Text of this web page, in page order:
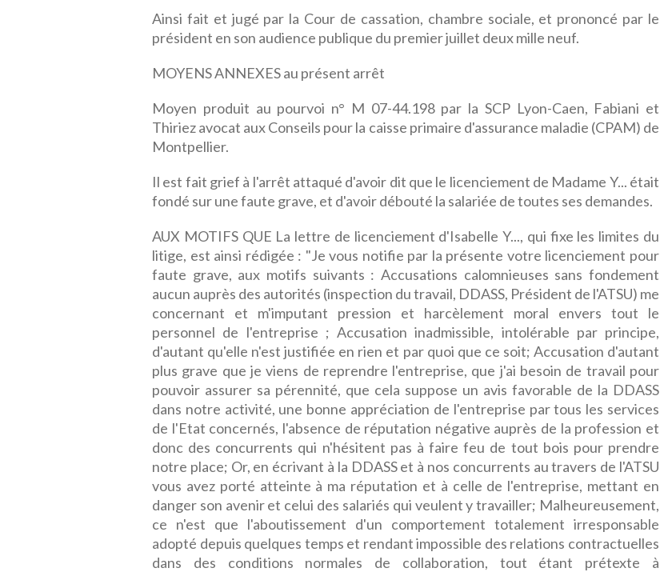
Ainsi fait et jugé par la Cour de cassation, chambre sociale, et prononcé par le
président en son audience publique du premier juillet deux mille neuf.
MOYENS ANNEXES au présent arrêt
Moyen produit au pourvoi n° M 07-44.198 par la SCP Lyon-Caen, Fabiani et
Thiriez avocat aux Conseils pour la caisse primaire d'assurance maladie (CPAM) de
Montpellier.
Il est fait grief à l'arrêt attaqué d'avoir dit que le licenciement de Madame Y... était
fondé sur une faute grave, et d'avoir débouté la salariée de toutes ses demandes.
AUX MOTIFS QUE La lettre de licenciement d'Isabelle Y..., qui fixe les limites du
litige, est ainsi rédigée : "Je vous notifie par la présente votre licenciement pour
faute grave, aux motifs suivants : Accusations calomnieuses sans fondement
aucun auprès des autorités (inspection du travail, DDASS, Président de l'ATSU) me
concernant et m'imputant pression et harcèlement moral envers tout le
personnel de l'entreprise ; Accusation inadmissible, intolérable par principe,
d'autant qu'elle n'est justifiée en rien et par quoi que ce soit; Accusation d'autant
plus grave que je viens de reprendre l'entreprise, que j'ai besoin de travail pour
pouvoir assurer sa pérennité, que cela suppose un avis favorable de la DDASS
dans notre activité, une bonne appréciation de l'entreprise par tous les services
de l'Etat concernés, l'absence de réputation négative auprès de la profession et
donc des concurrents qui n'hésitent pas à faire feu de tout bois pour prendre
notre place; Or, en écrivant à la DDASS et à nos concurrents au travers de l'ATSU
vous avez porté atteinte à ma réputation et à celle de l'entreprise, mettant en
danger son avenir et celui des salariés qui veulent y travailler; Malheureusement,
ce n'est que l'aboutissement d'un comportement totalement irresponsable
adopté depuis quelques temps et rendant impossible des relations contractuelles
dans des conditions normales de collaboration, tout étant prétexte à